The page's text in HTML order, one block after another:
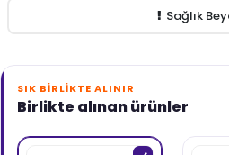
Sağlık
SIK BIRLIKTE ALINIR
Birlikte alınan ürünler